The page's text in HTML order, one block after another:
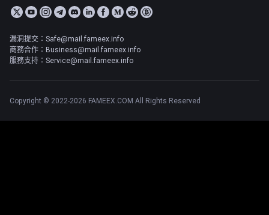
漏洞提交：Safe@mail.fameex.info
商務合作：Business@mail.fameex.info
服務支持：Service@mail.fameex.info
Copyright © 2022-2026 FAMEEX.COM All Rights Reserved